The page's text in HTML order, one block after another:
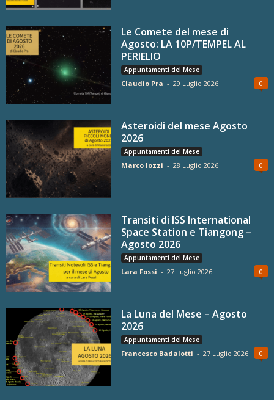
Le Comete del mese di
Agosto: LA 10P/TEMPEL AL
PERIELIO
Appuntamenti del Mese
Claudio Pra - 29 Luglio 2026 0
Asteroidi del mese Agosto
2026
Appuntamenti del Mese
Marco Iozzi - 28 Luglio 2026 0
Transiti di ISS International
Space Station e Tiangong –
Agosto 2026
Appuntamenti del Mese
Lara Fossi - 27 Luglio 2026 0
La Luna del Mese – Agosto
2026
Appuntamenti del Mese
Francesco Badalotti - 27 Luglio 2026 0